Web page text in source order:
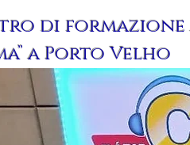
di formazione
a Porto Velho